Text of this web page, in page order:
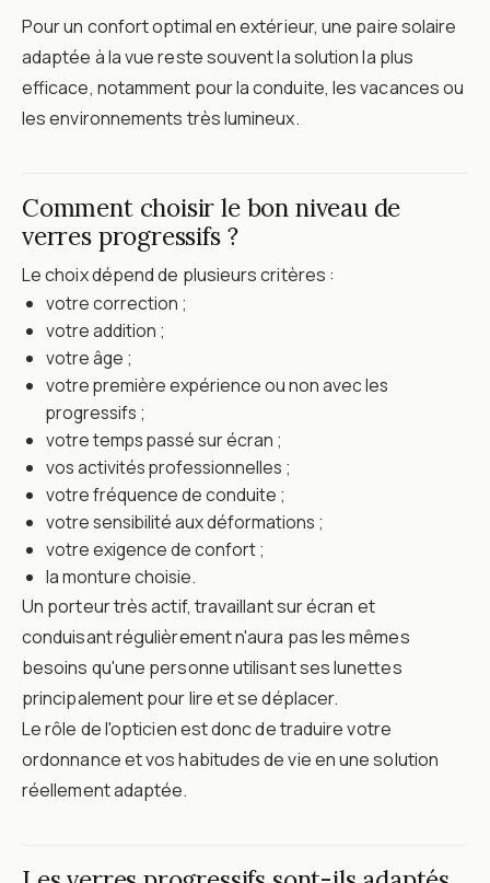
Pour un confort optimal en extérieur, une paire solaire
adaptée à la vue reste souvent la solution la plus
efficace, notamment pour la conduite, les vacances ou
les environnements très lumineux.
Comment choisir le bon niveau de
verres progressifs ?
Le choix dépend de plusieurs critères :
votre correction ;
votre addition ;
votre âge ;
votre première expérience ou non avec les
progressifs ;
votre temps passé sur écran ;
vos activités professionnelles ;
votre fréquence de conduite ;
votre sensibilité aux déformations ;
votre exigence de confort ;
la monture choisie.
Un porteur très actif, travaillant sur écran et
conduisant régulièrement n'aura pas les mêmes
besoins qu'une personne utilisant ses lunettes
principalement pour lire et se déplacer.
Le rôle de l'opticien est donc de traduire votre
ordonnance et vos habitudes de vie en une solution
réellement adaptée.